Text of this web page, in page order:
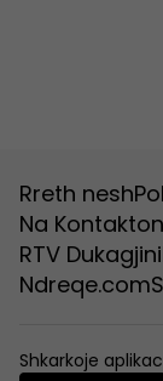
Rreth nesh
Na
RTV Dukagjini
Ndreqe.com
Shkarkoje